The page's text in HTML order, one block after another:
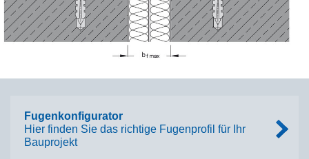
Fugenkonfigurator
Hier finden Sie das richtige Fugenprofil für Ihr
Bauprojekt